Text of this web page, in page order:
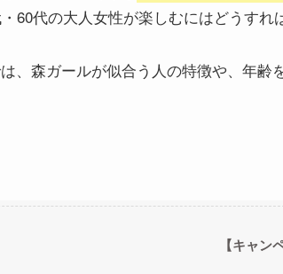
60代の大人女性が楽しむにはどうすれ
、森ガールが似合う人の特徴や、年
【キャン